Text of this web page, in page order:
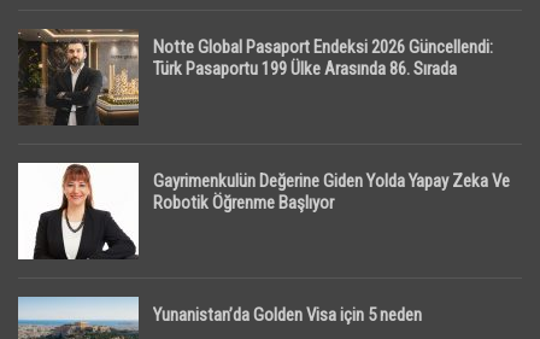
Notte Global Pasaport Endeksi 2026 Güncellendi:
Türk Pasaportu 199 Ülke Arasında 86. Sırada
Gayrimenkulün Değerine Giden Yolda Yapay Zeka Ve
Robotik Öğrenme Başlıyor
Yunanistan’da Golden Visa için 5 neden